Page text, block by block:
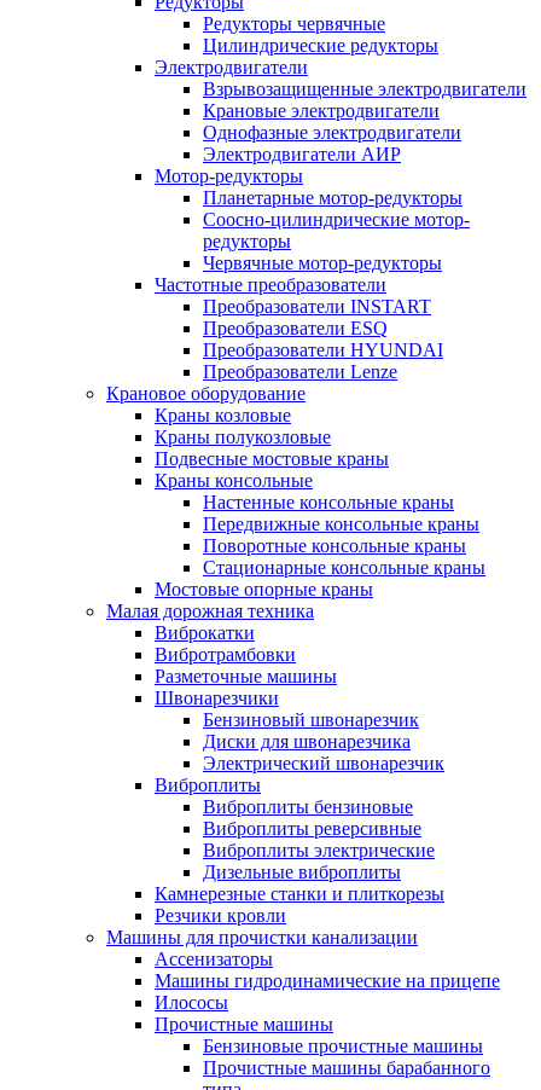
Редукторы червячные
Цилиндрические редукторы
Электродвигатели
Взрывозащищенные электродвигатели
Крановые электродвигатели
Однофазные электродвигатели
Электродвигатели АИР
Мотор-редукторы
Планетарные мотор-редукторы
Соосно-цилиндрические мотор-
редукторы
Червячные мотор-редукторы
Частотные преобразователи
Преобразователи INSTART
Преобразователи ESQ
Преобразователи HYUNDAI
Преобразователи Lenze
Крановое оборудование
Краны козловые
Краны полукозловые
Подвесные мостовые краны
Краны консольные
Настенные консольные краны
Передвижные консольные краны
Поворотные консольные краны
Стационарные консольные краны
Мостовые опорные краны
Малая дорожная техника
Виброкатки
Вибротрамбовки
Разметочные машины
Швонарезчики
Бензиновый швонарезчик
Диски для швонарезчика
Электрический швонарезчик
Виброплиты
Виброплиты бензиновые
Виброплиты реверсивные
Виброплиты электрические
Дизельные виброплиты
Камнерезные станки и плиткорезы
Резчики кровли
Машины для прочистки канализации
Ассенизаторы
Машины гидродинамические на прицепе
Илососы
Прочистные машины
Бензиновые прочистные машины
Прочистные машины барабанного